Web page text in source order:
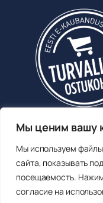
Мы ценим вашу
Мы используем
сайта, показывать
посещаемость.
согласие на
© 2026